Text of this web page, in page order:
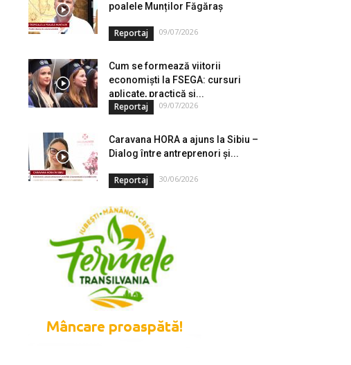
poalele Munților Făgăraș
Reportaj 09/07/2026
Cum se formează viitorii
economiști la FSEGA: cursuri
aplicate, practică și...
Reportaj 09/07/2026
Caravana HORA a ajuns la Sibiu –
Dialog între antreprenori și...
Reportaj 30/06/2026